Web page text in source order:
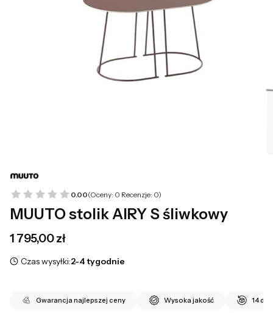
0.00(Oceny: 0 Recenzje: 0)
MUUTO stolik AIRY S śliwkowy
Cena
1 795,00 zł
Czas wysyłki:2-4 tygodnie
Gwarancja najlepszej ceny Wysoka jakość 14 dni